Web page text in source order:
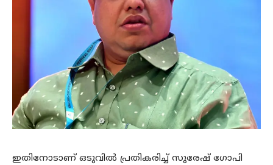
ഇതിനോടാണ് ഒടുവിൽ പ്രതികരിച്ച് സുരേഷ് ഗോപി